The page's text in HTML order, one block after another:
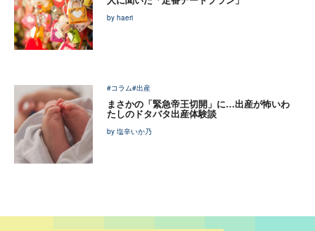
by haeri
#コラム#出産
まさかの「緊急帝王切開」に…出産が怖いわ
たしのドタバタ出産体験談
by 塩辛いか乃